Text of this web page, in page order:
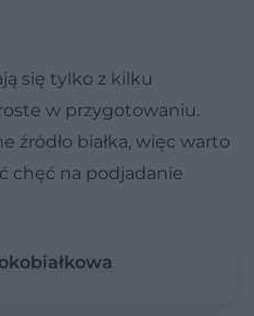
się tylko z kilku
w przygotowaniu.
źródło białka, więc warto
chęć na podjadanie